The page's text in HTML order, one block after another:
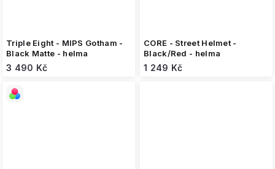
Triple Eight - MIPS Gotham -
Black Matte - helma
3 490 Kč
CORE - Street Helmet -
Black/Red - helma
1 249 Kč